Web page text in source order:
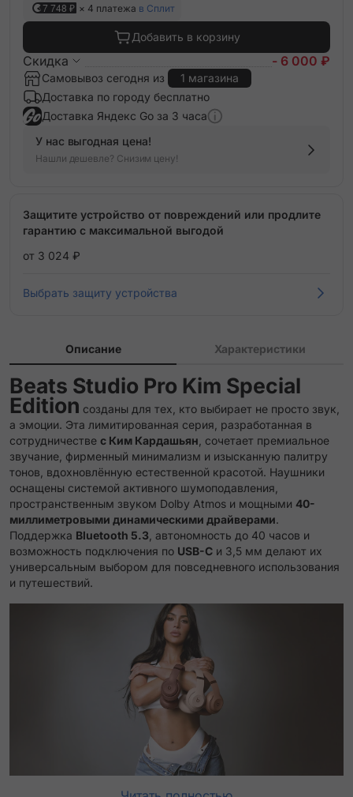
7 748 ₽ × 4 платежа в Сплит
Добавить в корзину
Скидка - 6 000 ₽
Самовывоз сегодня из
1 магазина
Доставка по городу бесплатно
Доставка Яндекс Go за 3 часа
У нас выгодная цена!
Нашли дешевле? Снизим цену!
Защитите устройство от повреждений или продлите
гарантию с максимальной выгодой
от 3 024 ₽
Выбрать защиту устройства
Описание Характеристики
Beats Studio Pro Kim Special
Edition созданы для тех, кто выбирает не просто звук,
а эмоции. Эта лимитированная серия, разработанная в
сотрудничестве с Ким Кардашьян , сочетает премиальное
звучание, фирменный минимализм и изысканную палитру
тонов, вдохновлённую естественной красотой. Наушники
оснащены системой активного шумоподавления,
пространственным звуком Dolby Atmos и мощными 40-
миллиметровыми динамическими драйверами.
Поддержка Bluetooth 5.3 , автономность до 40 часов и
возможность подключения по USB-C и 3,5 мм делают их
универсальным выбором для повседневного использования
и путешествий.